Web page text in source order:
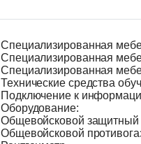
Специализированная
Специализированная
Специализированная
Технические средства
Подключение к
Оборудование:
Общевойсковой защитный
Общевойсковой